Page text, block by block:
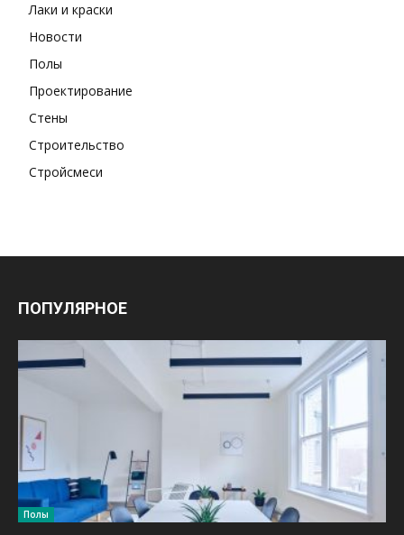
Лаки и краски
Новости
Полы
Проектирование
Стены
Строительство
Стройсмеси
ПОПУЛЯРНОЕ
Полы